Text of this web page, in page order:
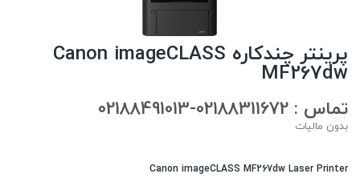
پرینتر چندکاره Canon imageCLASS
MF267dw
تماس : 02188311672-02188491013
بدون مالیات
Canon imageCLASS MF267dw Laser Printer